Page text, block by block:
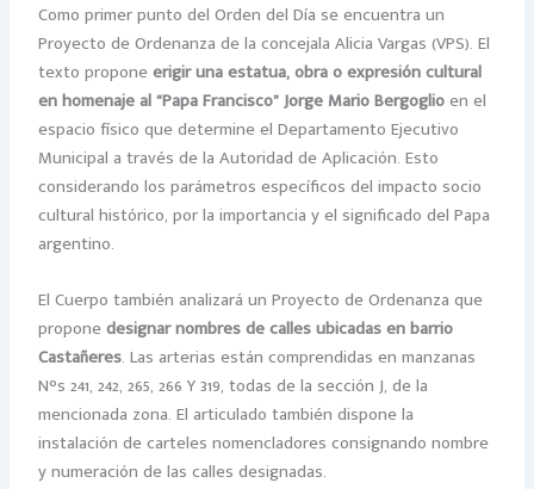
Como primer punto del Orden del Día se encuentra un
Proyecto de Ordenanza de la concejala Alicia Vargas (VPS). El
texto proponeerigir una estatua, obra o expresión cultural
en homenaje al “Papa Francisco” Jorge Mario Bergoglioen el
espacio físico que determine el Departamento Ejecutivo
Municipal a través de la Autoridad de Aplicación. Esto
considerando los parámetros específicos del impacto socio
cultural histórico, por la importancia y el significado del Papa
argentino.
El Cuerpo también analizará un Proyecto de Ordenanza que
proponedesignar nombres de calles ubicadas en barrio
Castañeres. Las arterias están comprendidas en manzanas
N°s 241, 242, 265, 266 Y 319, todas de la sección J, de la
mencionada zona. El articulado también dispone la
instalación de carteles nomencladores consignando nombre
y numeración de las calles designadas.